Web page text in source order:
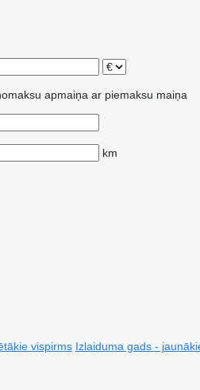
apmaiņa ar piemaksu maiņa
km
vispirms Izlaiduma gads -